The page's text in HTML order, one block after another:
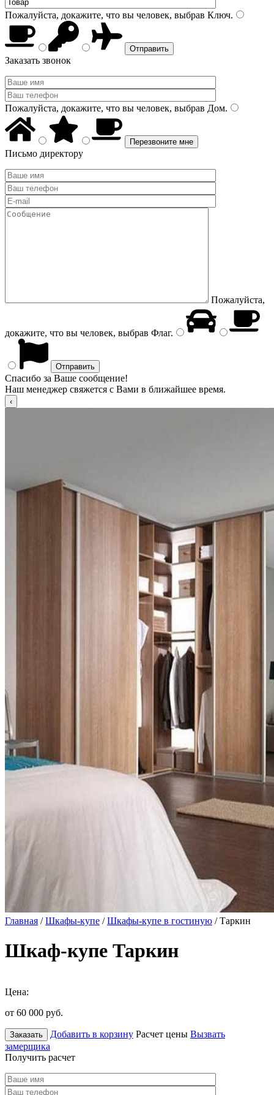
Пожалуйста, докажите, что вы человек, выбрав Ключ.
Заказать звонок
Пожалуйста, докажите, что вы человек, выбрав Дом.
Письмо директору
Пожалуйста,
докажите, что вы человек, выбрав Флаг.
Спасибо за Ваше сообщение!
Наш менеджер свяжется с Вами в ближайшее время.
Главная /Шкафы-купе /Шкафы-купе в гостиную / Таркин
Шкаф-купе Таркин
Цена:
от 60 000 руб.
Заказать Добавить в корзину Расчет цены Вызвать
замерщика
Получить расчет